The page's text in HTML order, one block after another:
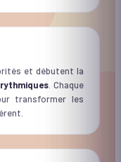
et débutent la
. Chaque
transformer les